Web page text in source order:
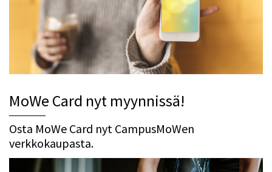
MoWe Card nyt myynnissä!
Osta MoWe Card nyt CampusMoWen
verkkokaupasta.